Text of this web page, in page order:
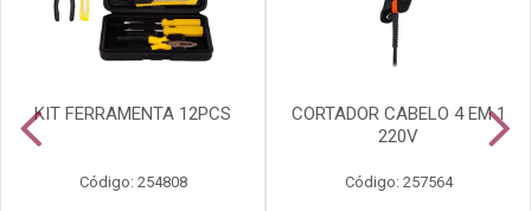
KIT FERRAMENTA 12PCS
Código: 254808
CORTADOR CABELO 4 EM 1
220V
Código: 257564